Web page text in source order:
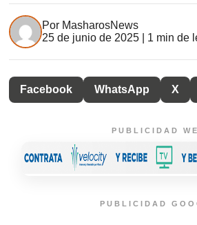
Por MasharosNews
25 de junio de 2025 | 1 min de
Facebook WhatsApp X
PUBLICIDAD
PUBLICIDAD